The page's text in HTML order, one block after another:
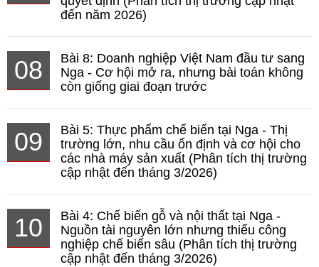
đến năm 2026)
08
Bài 8: Doanh nghiệp Việt Nam đầu tư sang
Nga - Cơ hội mở ra, nhưng bài toán không
còn giống giai đoạn trước
09
Bài 5: Thực phẩm chế biến tại Nga - Thị
trường lớn, nhu cầu ổn định và cơ hội cho
các nhà máy sản xuất (Phân tích thị trường
cập nhật đến tháng 3/2026)
10
Bài 4: Chế biến gỗ và nội thất tại Nga -
Nguồn tài nguyên lớn nhưng thiếu công
nghiệp chế biến sâu (Phân tích thị trường
cập nhật đến tháng 3/2026)